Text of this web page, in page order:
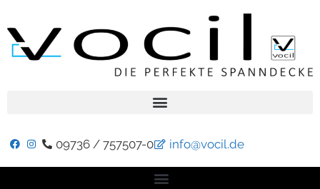
09736 / 757507-0 info@vocil.de